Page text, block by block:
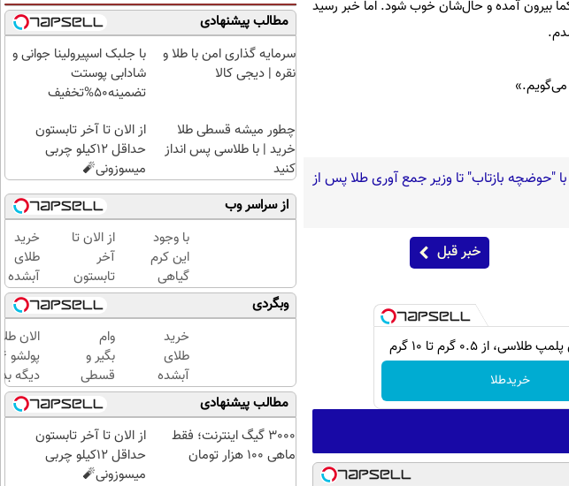
بیرون آمده و حال‌شان خوب شود. اما خبر رسید
می‌گویم.»
"حوضچه بازتاب" تا وزیر جمع آوری طلا پس از
خبر قبل
از ۰.۵ گرم تا ۱۰ گرم
خریدطلا
مطالب پیشنهادی
سرمایه گذاری امن با طلا و
نقره | دیجی کالا
با جلبک اسپیرولینا جوانی و
شادابی پوستت
تضمینه50%تخفیف
چطور میشه قسطی طلا
خرید | با طلاسی پس انداز
کنید
از الان تا آخر تابستون
حداقل 12کیلو چربی
میسوزونی🧨
از سراسر وب
با وجود
این کرم
گیاهی
دیگه
دور
بوتاکس
خط
قرمز
بکش!
از الان تا
آخر
تابستون
حداقل
12کیلو
چربی
میسوزونی
🧨
خرید
طلای
آبشده
حتی با
۱۰۰هزارتومان
وبگردی
خرید
طلای
آبشده
حتی با
۱۰۰هزارتومان
وام
بگیر و
قسطی
طلا
بخر!
چی از
این
بهتر!!
الان
دیگه
طلا با
بی‌بهره
مطالب پیشنهادی
3000 گیگ اینترنت؛ فقط
ماهی 100 هزار تومان
از الان تا آخر تابستون
حداقل 12کیلو چربی
میسوزونی🧨